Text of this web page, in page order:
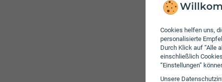
Cookies helfen uns,
personalisierte
Durch Klick auf “Alle
einschließlich
“Einstellungen”
Unsere